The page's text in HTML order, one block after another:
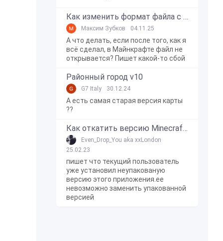
Как изменить формат файла с zip в mcworld?
Максим Зубков 04.11.25
А что делать, если после того, как я
всё сделал, в Майнкрафте файл не
открывается? Пишет какой-то сбой
Районный город v10
G7 Italy 30.12.24
А есть самая старая версия карты
??
Как откатить версию Minecraft Bedrock Edition на Windows 10?
Even_Drop_You aka xxLondon
25.02.23
пишет что текущий пользователь
уже установил неупакованую
версию этого приложения.ее
невозможно заменить упакованной
версией